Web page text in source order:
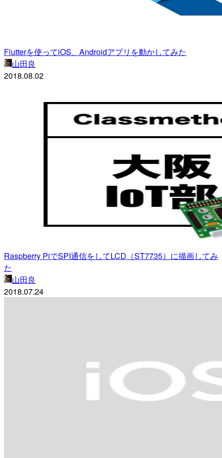
Flutterを使ってiOS、Androidアプリを動かしてみた
山田良
2018.08.02
Raspberry PiでSPI通信をしてLCD（ST7735）に描画してみ
た
山田良
2018.07.24